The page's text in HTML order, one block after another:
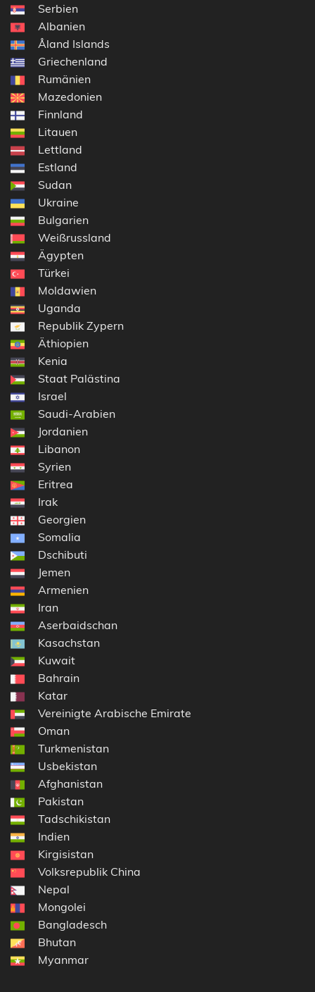
Serbien
Albanien
Åland Islands
Griechenland
Rumänien
Mazedonien
Finnland
Litauen
Lettland
Estland
Sudan
Ukraine
Bulgarien
Weißrussland
Ägypten
Türkei
Moldawien
Uganda
Republik Zypern
Äthiopien
Kenia
Staat Palästina
Israel
Saudi-Arabien
Jordanien
Libanon
Syrien
Eritrea
Irak
Georgien
Somalia
Dschibuti
Jemen
Armenien
Iran
Aserbaidschan
Kasachstan
Kuwait
Bahrain
Katar
Vereinigte Arabische Emirate
Oman
Turkmenistan
Usbekistan
Afghanistan
Pakistan
Tadschikistan
Indien
Kirgisistan
Volksrepublik China
Nepal
Mongolei
Bangladesch
Bhutan
Myanmar